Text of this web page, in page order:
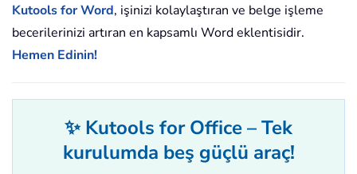
Kutools for Word, işinizi kolaylaştıran ve belge işleme
becerilerinizi artıran en kapsamlı Word eklentisidir.
Hemen Edinin!
✨ Kutools for Office – Tek
kurulumda beş güçlü araç!